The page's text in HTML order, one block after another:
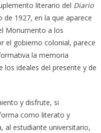
literario del Diario
1927, en la que aparece
Monumento a los
el gobierno colonial, parece
la memoria
los ideales del presente y de
y disfrute, si
como literato y
al estudiante universitario,